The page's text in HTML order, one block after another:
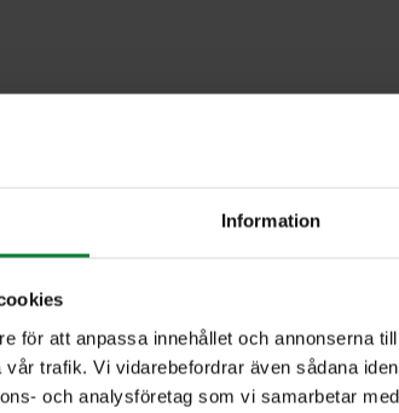
Information
för att anpassa innehållet och annonserna
trafik. Vi vidarebefordrar även sådana
och analysföretag som vi samarbetar